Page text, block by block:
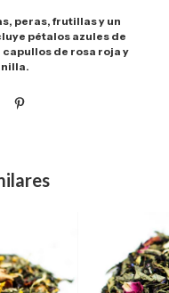
peras, frutillas y un
pétalos azules de
de rosa roja y